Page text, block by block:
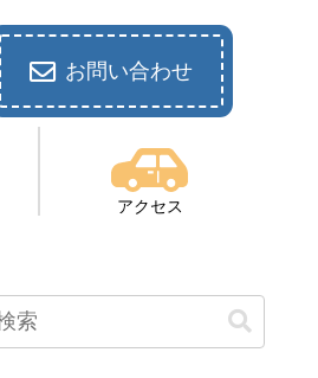
お問い合わせ
アクセス